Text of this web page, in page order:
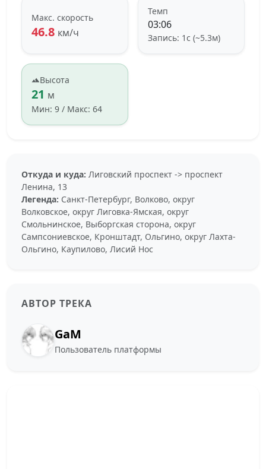
Макс. скорость
46.8 км/ч
Темп
03:06
Запись: 1с (~5.3м)
Высота
21 м
Мин: 9 / Макс: 64
Откуда и куда: Лиговский проспект -> проспект
Ленина, 13
Легенда: Санкт-Петербург, Волково, округ
Волковское, округ Лиговка-Ямская, округ
Смольнинское, Выборгская сторона, округ
Сампсониевское, Кронштадт, Ольгино, округ Лахта-
Ольгино, Каупилово, Лисий Нос
АВТОР ТРЕКА
GaM
Пользователь платформы